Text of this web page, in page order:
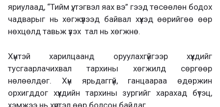
яриулаад, “Тийм үү, тэгвэл яах вэ” гээд төсөөлөн бодох
чадварыг нь хөгжүүлээд байвал хүүхэд өөрийгөө өөр
нөхцөлд тавьж үзэх тал нь хөгжнө.
Хүнтэй харилцаанд оруулахгүйгээр хүүхдийг
тусгаарлачихвал тархины хөгжилд сөргөөр
нөлөөлдөг. Хүн ярьдаггүй, ганцаараа өдөржин
орхигддог хүүхдийн тархины зургийг харахад бүтэц,
хэмжээ нь хүртэл өөр болсон байдаг.